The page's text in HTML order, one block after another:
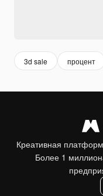
3d sale процент
Креативная
Более 1